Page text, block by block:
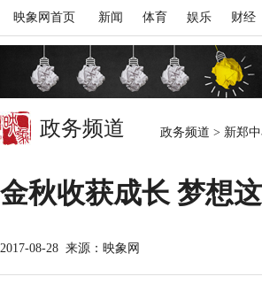
映象网首页 新闻 体育 娱乐 财经
政务频道 政务频道 > 新郑
金秋收获成长 梦想
2017-08-28 来源：映象网